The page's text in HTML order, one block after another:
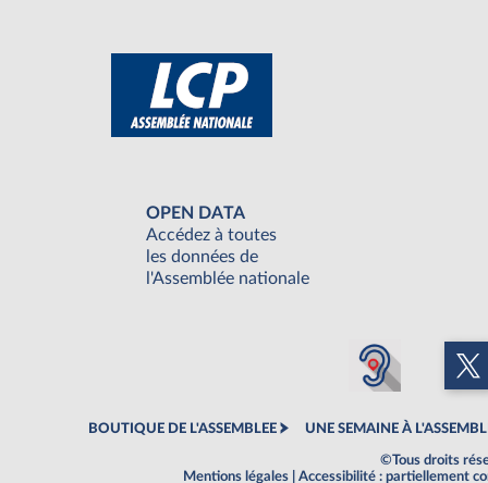
OPEN DATA
Accédez à toutes
les données de
l'Assemblée nationale
BOUTIQUE DE L'ASSEMBLEE UNE SEMAINE À
©Tous droits
Mentions légales
Accessibilité : partiellement